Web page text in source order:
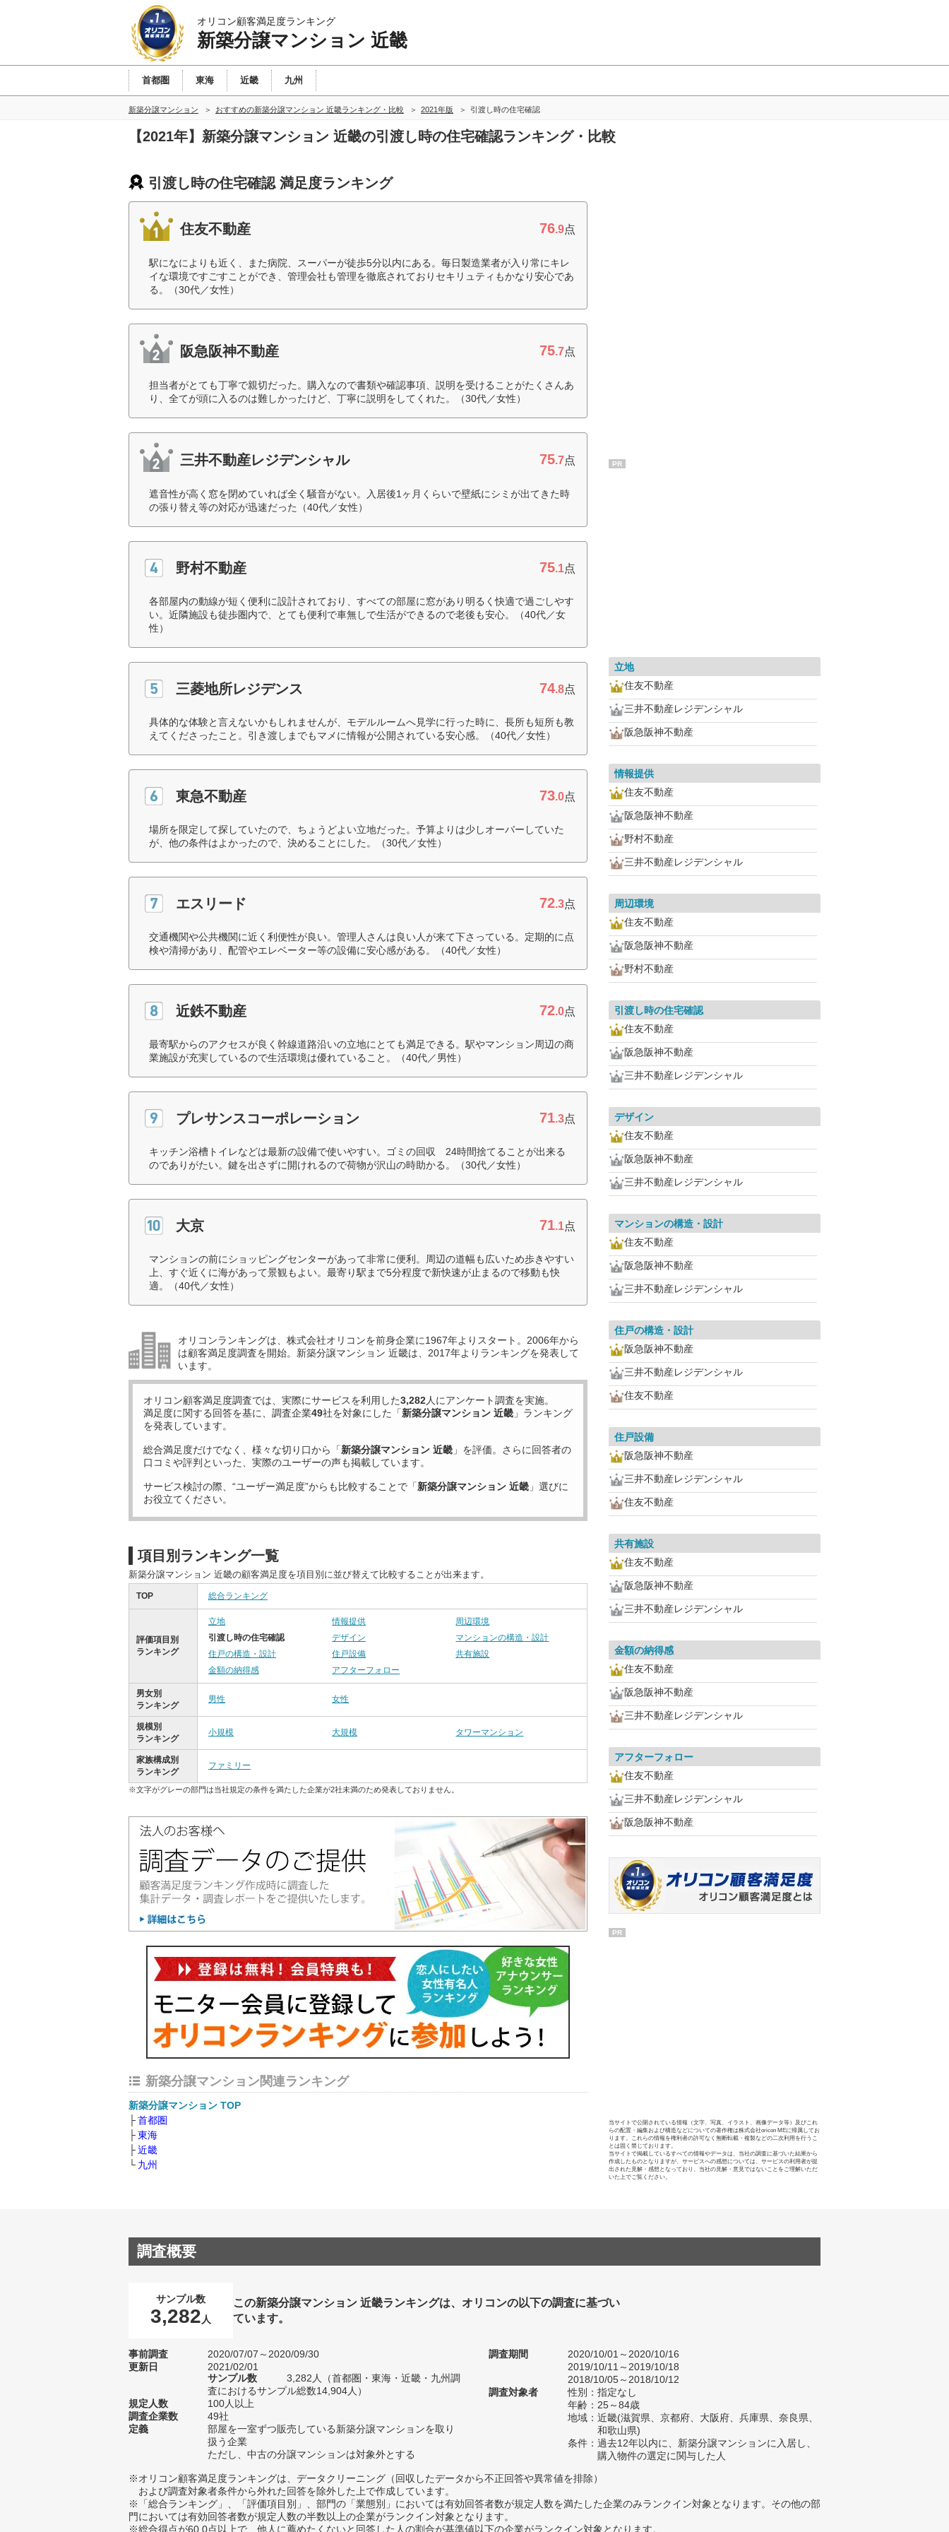
オリコン顧客満足度ランキング
新築分譲マンション 近畿
首都圏 東海 近畿 九州
新築分譲マンション おすすめの新築分譲マンション 近畿ランキング・比較 2021年版 引渡し時の住宅確認
【2021年】新築分譲マンション 近畿の引渡し時の住宅確認ランキング・比較
引渡し時の住宅確認 満足度ランキング
住友不動産 76.9点
駅になによりも近く、また病院、スーパーが徒歩5分以内にある。毎日製造業者が入り常にキレ
イな環境ですごすことができ、管理会社も管理を徹底されておりセキリュティもかなり安心であ
る。（30代／女性）
阪急阪神不動産 75.7点
担当者がとても丁寧で親切だった。購入なので書類や確認事項、説明を受けることがたくさんあ
り、全てが頭に入るのは難しかったけど、丁寧に説明をしてくれた。（30代／女性）
三井不動産レジデンシャル 75.7点
遮音性が高く窓を閉めていれば全く騒音がない。入居後1ヶ月くらいで壁紙にシミが出てきた時
の張り替え等の対応が迅速だった（40代／女性）
野村不動産 75.1点
各部屋内の動線が短く便利に設計されており、すべての部屋に窓があり明るく快適で過ごしやす
い。近隣施設も徒歩圏内で、とても便利で車無しで生活ができるので老後も安心。（40代／女
性）
三菱地所レジデンス 74.8点
具体的な体験と言えないかもしれませんが、モデルルームへ見学に行った時に、長所も短所も教
えてくださったこと。引き渡しまでもマメに情報が公開されている安心感。（40代／女性）
東急不動産 73.0点
場所を限定して探していたので、ちょうどよい立地だった。予算よりは少しオーバーしていた
が、他の条件はよかったので、決めることにした。（30代／女性）
エスリード 72.3点
交通機関や公共機関に近く利便性が良い。管理人さんは良い人が来て下さっている。定期的に点
検や清掃があり、配管やエレベーター等の設備に安心感がある。（40代／女性）
近鉄不動産 72.0点
最寄駅からのアクセスが良く幹線道路沿いの立地にとても満足できる。駅やマンション周辺の商
業施設が充実しているので生活環境は優れていること。（40代／男性）
プレサンスコーポレーション 71.3点
キッチン浴槽トイレなどは最新の設備で使いやすい。ゴミの回収 24時間捨てることが出来る
のでありがたい。鍵を出さずに開けれるので荷物が沢山の時助かる。（30代／女性）
大京 71.1点
マンションの前にショッピングセンターがあって非常に便利。周辺の道幅も広いため歩きやすい
上、すぐ近くに海があって景観もよい。最寄り駅まで5分程度で新快速が止まるので移動も快
適。（40代／女性）
オリコンランキングは、株式会社オリコンを前身企業に1967年よりスタート。2006年から
は顧客満足度調査を開始。新築分譲マンション 近畿は、2017年よりランキングを発表して
います。
オリコン顧客満足度調査では、実際にサービスを利用した3,282人にアンケート調査を実施。
満足度に関する回答を基に、調査企業49社を対象にした「新築分譲マンション 近畿 」ランキング
を発表しています。
総合満足度だけでなく、様々な切り口から「新築分譲マンション 近畿 」を評価。さらに回答者の
口コミや評判といった、実際のユーザーの声も掲載しています。
サービス検討の際、“ユーザー満足度”からも比較することで「新築分譲マンション 近畿 」選びに
お役立てください。
項目別ランキング一覧
新築分譲マンション 近畿の顧客満足度を項目別に並び替えて比較することが出来ます。
TOP 総合ランキング
評価項目別
ランキング
立地 情報提供
周辺環境
引渡し時の住宅確認
デザイン
マンションの構造・設計
住戸の構造・設計
住戸設備
共有施設
金額の納得感
アフターフォロー
男女別
ランキング
男性 女性
規模別
ランキング
小規模 大規模 タワーマンション
家族構成別
ランキング
ファミリー
※文字がグレーの部門は当社規定の条件を満たした企業が2社未満のため発表しておりません。
新築分譲マンション関連ランキング
新築分譲マンション TOP
首都圏
東海
近畿
九州
PR
立地
住友不動産
三井不動産レジデンシャル
阪急阪神不動産
情報提供
住友不動産
阪急阪神不動産
野村不動産
三井不動産レジデンシャル
周辺環境
住友不動産
阪急阪神不動産
野村不動産
引渡し時の住宅確認
住友不動産
阪急阪神不動産
三井不動産レジデンシャル
デザイン
住友不動産
阪急阪神不動産
三井不動産レジデンシャル
マンションの構造・設計
住友不動産
阪急阪神不動産
三井不動産レジデンシャル
住戸の構造・設計
阪急阪神不動産
三井不動産レジデンシャル
住友不動産
住戸設備
阪急阪神不動産
三井不動産レジデンシャル
住友不動産
共有施設
住友不動産
阪急阪神不動産
三井不動産レジデンシャル
金額の納得感
住友不動産
阪急阪神不動産
三井不動産レジデンシャル
アフターフォロー
住友不動産
三井不動産レジデンシャル
阪急阪神不動産
PR
当サイトで公開されている情報（文字、写真、イラスト、画像データ等）及びこれ
らの配置・編集および構造などについての著作権は株式会社oricon MEに帰属してお
ります。これらの情報を権利者の許可なく無断転載・複製などの二次利用を行うこ
とは固く禁じております。
当サイトで掲載しているすべての情報やデータは、当社の調査に基づいた結果から
作成したものとなりますが、サービスへの感想については、サービスの利用者が提
出された見解・感想となっており、当社の見解・意見ではないことをご理解いただ
いた上でご覧ください。
調査概要
サンプル数
3,282 人
この新築分譲マンション 近畿ランキングは、オリコンの以下の調査に基づい
ています。
事前調査
2020/07/07～2020/09/30
更新日
2021/02/01
サンプル数
3,282人（首都圏・東海・近畿・九州調
査におけるサンプル総数14,904人）
規定人数
100人以上
調査企業数
49社
定義
部屋を一室ずつ販売している新築分譲マンションを取り
扱う企業
ただし、中古の分譲マンションは対象外とする
調査期間
2020/10/01～2020/10/16
2019/10/11～2019/10/18
2018/10/05～2018/10/12
調査対象者
性別：指定なし
年齢：25～84歳
地域：近畿(滋賀県、京都府、大阪府、兵庫県、奈良県、
和歌山県)
条件：過去12年以内に、新築分譲マンションに入居し、
購入物件の選定に関与した人
※オリコン顧客満足度ランキングは、データクリーニング（回収したデータから不正回答や異常値を排除）
および調査対象者条件から外れた回答を除外した上で作成しています。
※「総合ランキング」、「評価項目別」、部門の「業態別」においては有効回答者数が規定人数を満たした企業のみランクイン対象となります。その他の部
門においては有効回答者数が規定人数の半数以上の企業がランクイン対象となります。
※総合得点が60.0点以上で、他人に薦めたくないと回答した人の割合が基準値以下の企業がランクイン対象となります。